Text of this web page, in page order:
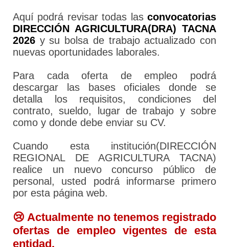
Aquí podrá revisar todas las convocatorias
DIRECCIÓN AGRICULTURA(DRA) TACNA
2026 y su bolsa de trabajo actualizado con
nuevas oportunidades laborales.
Para cada oferta de empleo podrá
descargar las bases oficiales donde se
detalla los requisitos, condiciones del
contrato, sueldo, lugar de trabajo y sobre
como y donde debe enviar su CV.
Cuando esta institución(DIRECCIÓN
REGIONAL DE AGRICULTURA TACNA)
realice un nuevo concurso público de
personal, usted podrá informarse primero
por esta página web.
😢 Actualmente no tenemos registrado
ofertas de empleo vigentes de esta
entidad.